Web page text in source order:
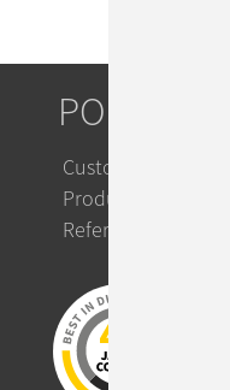
PORTFOLIO
Custom IT Solutions
Product Solutions
Referenzen